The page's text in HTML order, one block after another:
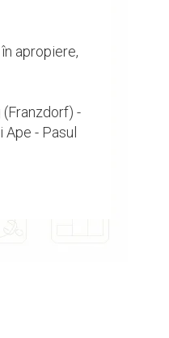
apropiere,
-
- Pasul